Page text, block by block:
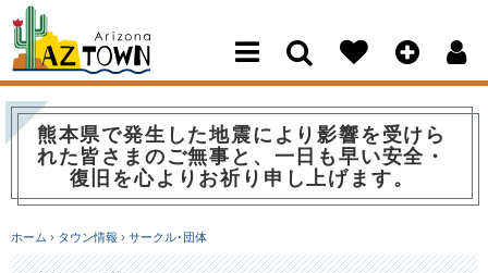
熊本県で発生した地震により影響を受けら
れた皆さまのご無事と、一日も早い安全・
復旧を心よりお祈り申し上げます。
ホーム › タウン情報 › サークル･団体